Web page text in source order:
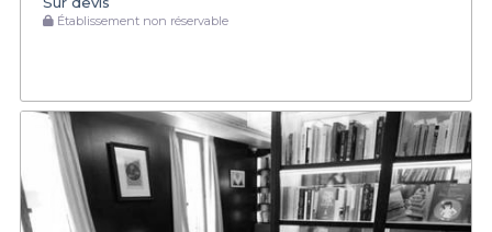
Établissement non réservable